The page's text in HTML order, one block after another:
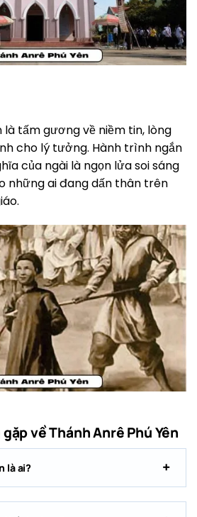
là tấm gương về niềm tin, lòng
cho lý tưởng. Hành trình ngắn
của ngài là ngọn lửa soi sáng
những ai đang dấn thân trên
về Thánh Anrê Phú Yên
là ai?